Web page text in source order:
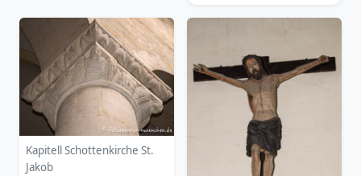
Kapitell Schottenkirche St.
Jakob